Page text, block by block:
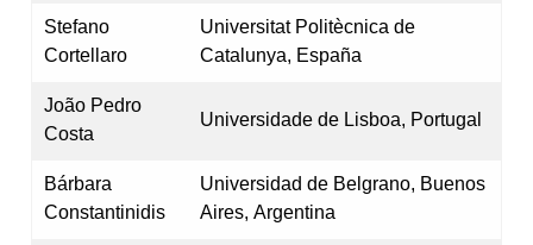
Stefano
Cortellaro
Universitat Politècnica de
Catalunya, España
João Pedro
Costa
Universidade de Lisboa, Portugal
Bárbara
Constantinidis
Universidad de Belgrano, Buenos
Aires, Argentina